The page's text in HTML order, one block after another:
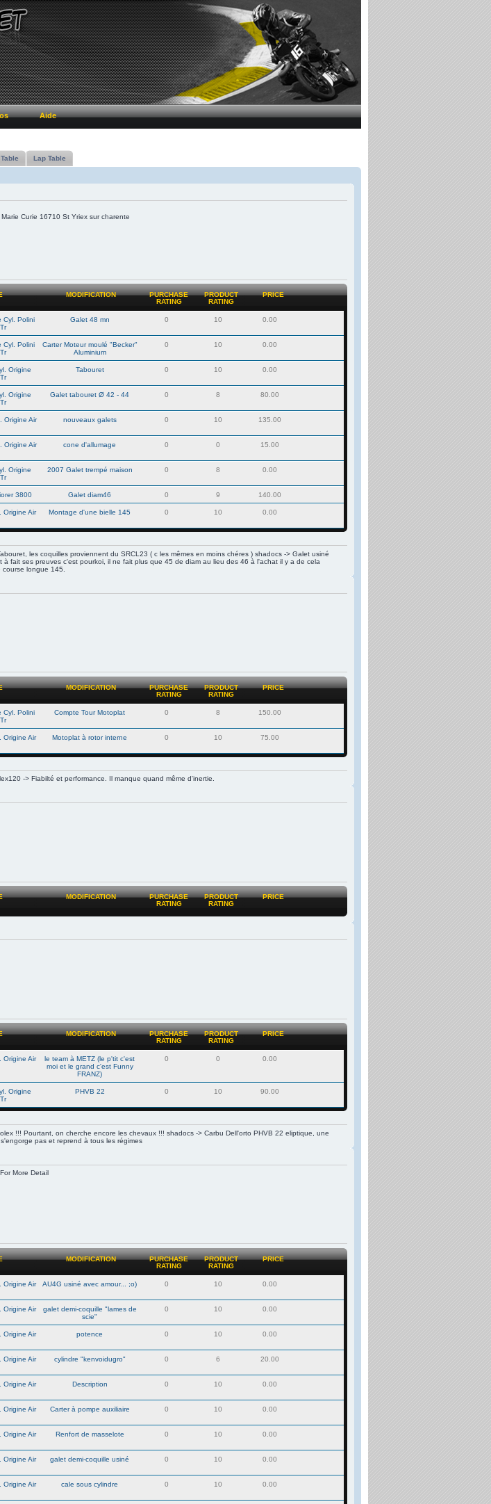
Aide
Lap Table
Curie 16710 St Yriex sur charente
MODIFICATION
PURCHASE
RATING
PRODUCT
RATING
PRICE
Cyl. Polini
Galet 48 mn 0 10 0.00
Cyl. Polini
Carter Moteur moulé "Becker"
Aluminium
0 10 0.00
Origine
Tabouret 0 10 0.00
Origine
Galet tabouret Ø 42 - 44 0 8 80.00
Origine Air
nouveaux galets 0 10 135.00
Origine Air
cone d'allumage 0 0 15.00
Origine
2007 Galet trempé maison 0 8 0.00
3800 Galet diam46 0 9 140.00
Origine Air
Montage d'une bielle 145 0 10 0.00
les coquilles proviennent du SRCL23 ( c les mêmes en moins chéres ) shadocs -> Galet usiné
fait ses preuves c'est pourkoi, il ne fait plus que 45 de diam au lieu des 46 à l'achat il y a de cela
longue 145.
MODIFICATION
PURCHASE
RATING
PRODUCT
RATING
PRICE
Cyl. Polini
Compte Tour Motoplat 0 8 150.00
Origine Air
Motoplat à rotor interne 0 10 75.00
-> Fiabilté et performance. Il manque quand même d'inertie.
MODIFICATION
PURCHASE
RATING
PRODUCT
RATING
PRICE
MODIFICATION
PURCHASE
RATING
PRODUCT
RATING
PRICE
Origine Air
le team à METZ (le p'tit c'est
moi et le grand c'est Funny
FRANZ)
0 0 0.00
Origine
PHVB 22 0 10 90.00
!!! Pourtant, on cherche encore les chevaux !!! shadocs -> Carbu Dell'orto PHVB 22 eliptique, une
pas et reprend à tous les régimes
More Detail
MODIFICATION
PURCHASE
RATING
PRODUCT
RATING
PRICE
Origine Air
AU4G usiné avec amour... ;o) 0 10 0.00
Origine Air
galet demi-coquille "lames de
scie"
0 10 0.00
Origine Air
potence 0 10 0.00
Origine Air
cylindre "kenvoidugro" 0 6 20.00
Origine Air
Description 0 10 0.00
Origine Air
Carter à pompe auxiliaire 0 10 0.00
Origine Air
Renfort de masselote 0 10 0.00
Origine Air
galet demi-coquille usiné 0 10 0.00
Origine Air
cale sous cylindre 0 10 0.00